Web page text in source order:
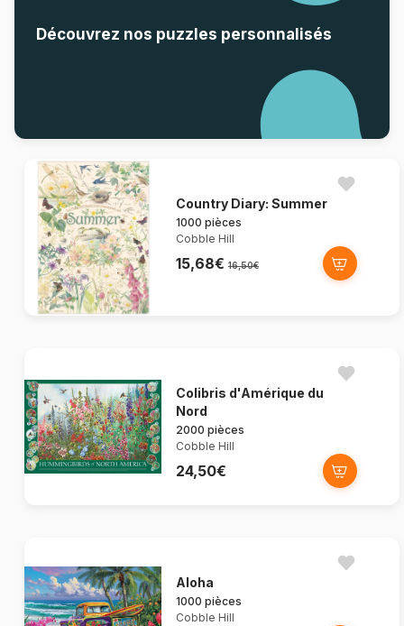
Découvrez nos puzzles personnalisés
Country Diary: Summer
1000 pièces
Cobble Hill
15,68€ 16,50€
Colibris d'Amérique du
Nord
2000 pièces
Cobble Hill
24,50€
Aloha
1000 pièces
Cobble Hill